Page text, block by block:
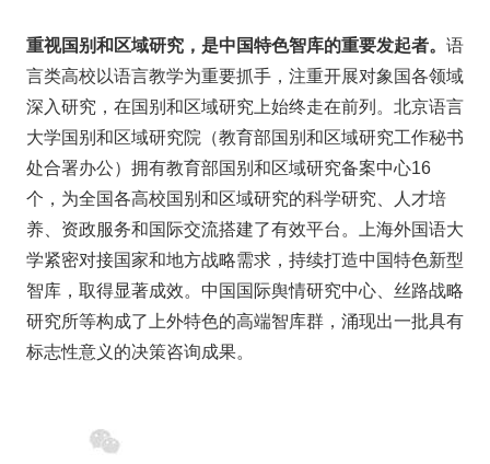
重视国别和区域研究，是中国特色智库的重要发起者。 语
言类高校以语言教学为重要抓手，注重开展对象国各领域
深入研究，在国别和区域研究上始终走在前列。北京语言
大学国别和区域研究院（教育部国别和区域研究工作秘书
处合署办公）拥有教育部国别和区域研究备案中心16
个，为全国各高校国别和区域研究的科学研究、人才培
养、资政服务和国际交流搭建了有效平台。上海外国语大
学紧密对接国家和地方战略需求，持续打造中国特色新型
智库，取得显著成效。中国国际舆情研究中心、丝路战略
研究所等构成了上外特色的高端智库群，涌现出一批具有
标志性意义的决策咨询成果。